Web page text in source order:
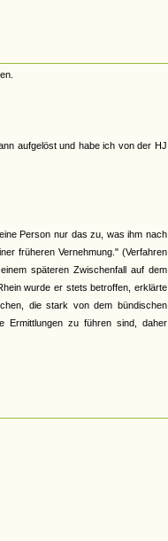
aufgelöst und habe ich von der HJ
Person nur das zu, was ihm nach
früheren Vernehmung." (Verfahren
späteren Zwischenfall auf dem
wurde er stets betroffen, erklärte
die stark von dem bündischen
Ermittlungen zu führen sind, daher